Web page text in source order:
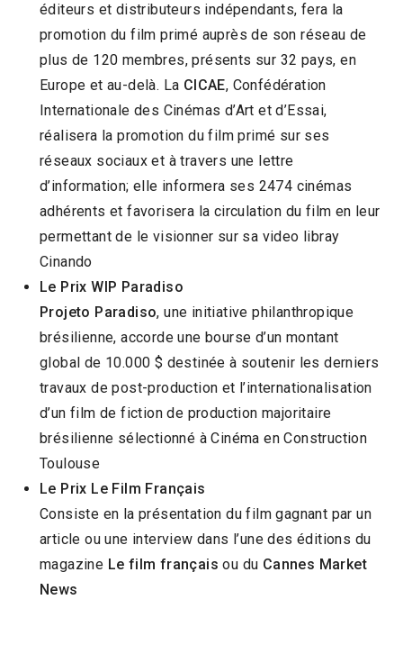
éditeurs et distributeurs indépendants, fera la
promotion du film primé auprès de son réseau de
plus de 120 membres, présents sur 32 pays, en
Europe et au-delà. La CICAE, Confédération
Internationale des Cinémas d’Art et d’Essai,
réalisera la promotion du film primé sur ses
réseaux sociaux et à travers une lettre
d’information; elle informera ses 2474 cinémas
adhérents et favorisera la circulation du film en leur
permettant de le visionner sur sa video libray
Cinando
Le Prix WIP Paradiso
Projeto Paradiso, une initiative philanthropique
brésilienne, accorde une bourse d’un montant
global de 10.000 $ destinée à soutenir les derniers
travaux de post-production et l’internationalisation
d’un film de fiction de production majoritaire
brésilienne sélectionné à Cinéma en Construction
Toulouse
Le Prix Le Film Français
Consiste en la présentation du film gagnant par un
article ou une interview dans l’une des éditions du
magazine Le film françaisou du Cannes Market
News